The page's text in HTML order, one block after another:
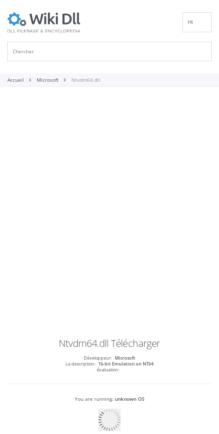
FR
Accueil Microsoft Ntvdm64.dll
Ntvdm64.dll Télécharger
Développeur: Microsoft
La description: 16-bit Emulation on NT64
évaluation:
You are running: unknown OS